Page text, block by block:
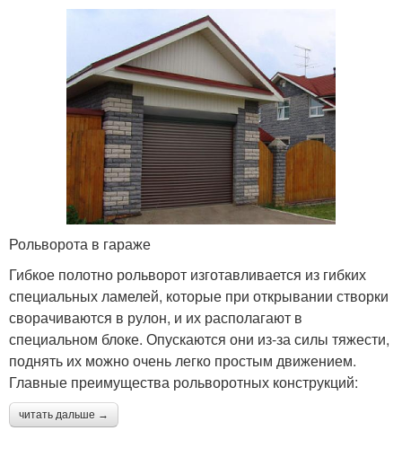
Рольворота в гараже
Гибкое полотно рольворот изготавливается из гибких
специальных ламелей, которые при открывании створки
сворачиваются в рулон, и их располагают в
специальном блоке. Опускаются они из-за силы тяжести,
поднять их можно очень легко простым движением.
Главные преимущества рольворотных конструкций:
читать дальше →